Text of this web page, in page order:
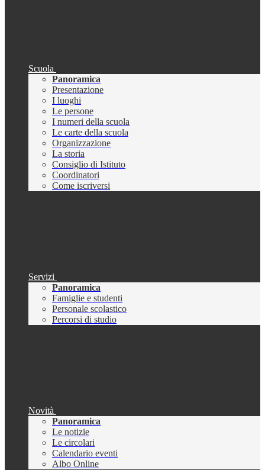
Scuola
Panoramica
Presentazione
I luoghi
Le persone
I numeri della scuola
Le carte della scuola
Organizzazione
La storia
Consiglio di Istituto
Coordinatori
Come iscriversi
Servizi
Panoramica
Famiglie e studenti
Personale scolastico
Percorsi di studio
Novità
Panoramica
Le notizie
Le circolari
Calendario eventi
Albo Online